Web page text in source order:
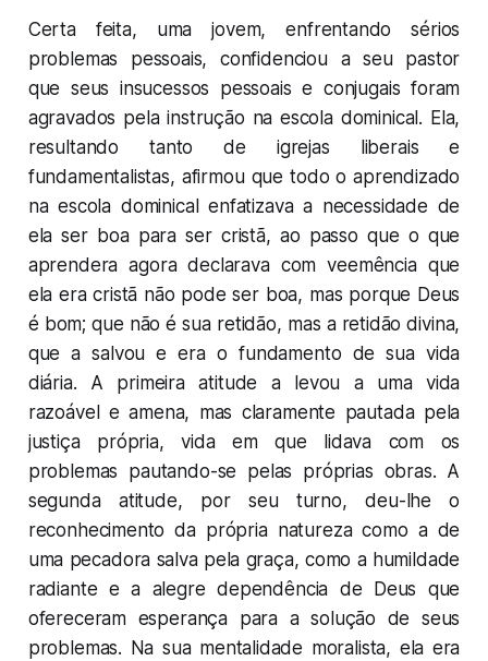
Certa feita, uma jovem, enfrentando sérios
problemas pessoais, confidenciou a seu pastor
que seus insucessos pessoais e conjugais foram
agravados pela instrução na escola dominical. Ela,
resultando tanto de igrejas liberais e
fundamentalistas, afirmou que todo o aprendizado
na escola dominical enfatizava a necessidade de
ela ser boa para ser cristã, ao passo que o que
aprendera agora declarava com veemência que
ela era cristã não pode ser boa, mas porque Deus
é bom; que não é sua retidão, mas a retidão divina,
que a salvou e era o fundamento de sua vida
diária. A primeira atitude a levou a uma vida
razoável e amena, mas claramente pautada pela
justiça própria, vida em que lidava com os
problemas pautando-se pelas próprias obras. A
segunda atitude, por seu turno, deu-lhe o
reconhecimento da própria natureza como a de
uma pecadora salva pela graça, como a humildade
radiante e a alegre dependência de Deus que
ofereceram esperança para a solução de seus
problemas. Na sua mentalidade moralista, ela era